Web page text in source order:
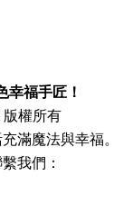
福手匠！
權所有
滿魔法與幸福。
我們：